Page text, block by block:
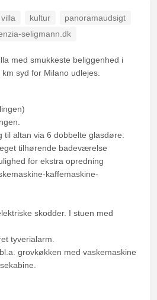
kultur
panoramaudsigt
seligmann.dk
med smukkeste beliggenhed i
syd for Milano udlejes.
altan via 6 dobbelte glasdøre.
tilhørende badeværelse
for ekstra opredning
kaffemaskine-
skodder. I stuen med
tyverialarm.
grovkøkken med vaskemaskine